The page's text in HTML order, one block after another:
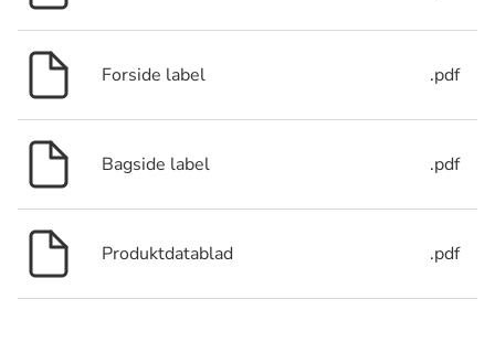
Forside label .pdf
Bagside label .pdf
Produktdatablad .pdf